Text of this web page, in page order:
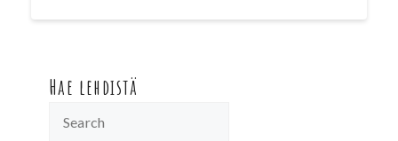
Hae lehdistä